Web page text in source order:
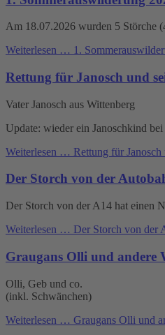
Am 18.07.2026 wurden 5 Störche
Weiterlesen … 1.
Rettung für Janosch und
Vater Janosch aus Wittenberg
Update: wieder ein Janoschkind
Weiterlesen … Rettung für
Der Storch von der
Der Storch von der A14 hat einen
Weiterlesen … Der Storch von der
Graugans Olli und andere
Olli, Geb und co.
(inkl. Schwänchen)
Weiterlesen … Graugans Olli und